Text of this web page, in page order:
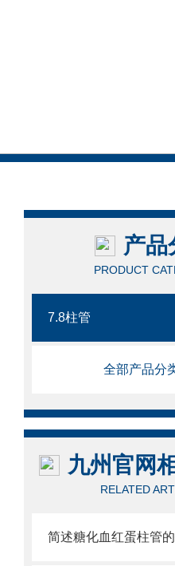
产品
PRODUCT
7.8柱管
全部产品分
九州官网
RELATED